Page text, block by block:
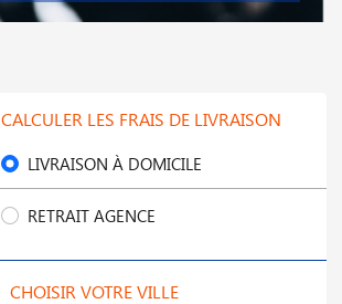
CALCULER LES FRAIS DE LIVRAISON
LIVRAISON À DOMICILE
RETRAIT AGENCE
CHOISIR VOTRE VILLE